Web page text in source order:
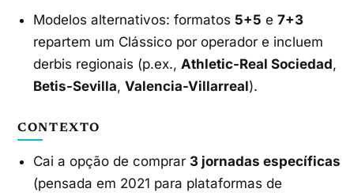
Modelos alternativos: formatos 5+5 e7+3
repartem um Clássico por operador e incluem
derbis regionais (p.ex., Athletic-Real Sociedad,
Betis-Sevilla,Valencia-Villarreal).
CONTEXTO
Cai a opção de comprar 3 jornadas específicas
(pensada em 2021 para plataformas de